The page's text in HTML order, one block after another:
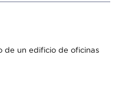
de un edificio de oficinas